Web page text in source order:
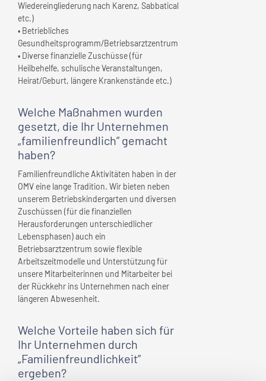
Wiedereingliederung nach Karenz, Sabbatical
etc.)
• Betriebliches
Gesundheitsprogramm/Betriebsarztzentrum
• Diverse finanzielle Zuschüsse (für
Heilbehelfe, schulische Veranstaltungen,
Heirat/Geburt, längere Krankenstände etc.)
Welche Maßnahmen wurden
gesetzt, die Ihr Unternehmen
„familienfreundlich” gemacht
haben?
Familienfreundliche Aktivitäten haben in der
OMV eine lange Tradition. Wir bieten neben
unserem Betriebskindergarten und diversen
Zuschüssen (für die finanziellen
Herausforderungen unterschiedlicher
Lebensphasen) auch ein
Betriebsarztzentrum sowie flexible
Arbeitszeitmodelle und Unterstützung für
unsere Mitarbeiterinnen und Mitarbeiter bei
der Rückkehr ins Unternehmen nach einer
längeren Abwesenheit.
Welche Vorteile haben sich für
Ihr Unternehmen durch
„Familienfreundlichkeit”
ergeben?